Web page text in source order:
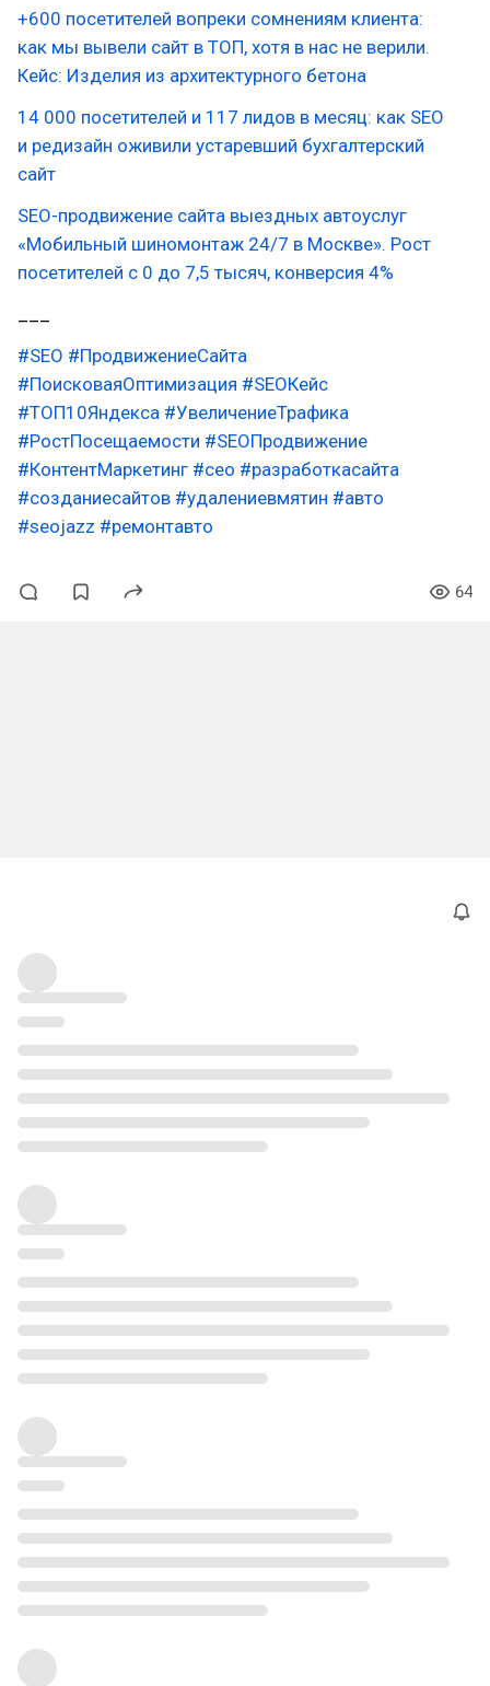
+600 посетителей вопреки сомнениям клиента:
как мы вывели сайт в ТОП, хотя в нас не верили.
Кейс: Изделия из архитектурного бетона
14 000 посетителей и 117 лидов в месяц: как SEO
и редизайн оживили устаревший бухгалтерский
сайт
SEO-продвижение сайта выездных автоуслуг
«Мобильный шиномонтаж 24/7 в Москве». Рост
посетителей с 0 до 7,5 тысяч, конверсия 4%
#SEO #ПродвижениеСайта
#ПоисковаяОптимизация #SEOКейс
#ТОП10Яндекса #УвеличениеТрафика
#РостПосещаемости #SEOПродвижение
#КонтентМаркетинг #сео #разработкасайта
#созданиесайтов #удалениевмятин #авто
#seojazz #ремонтавто
64